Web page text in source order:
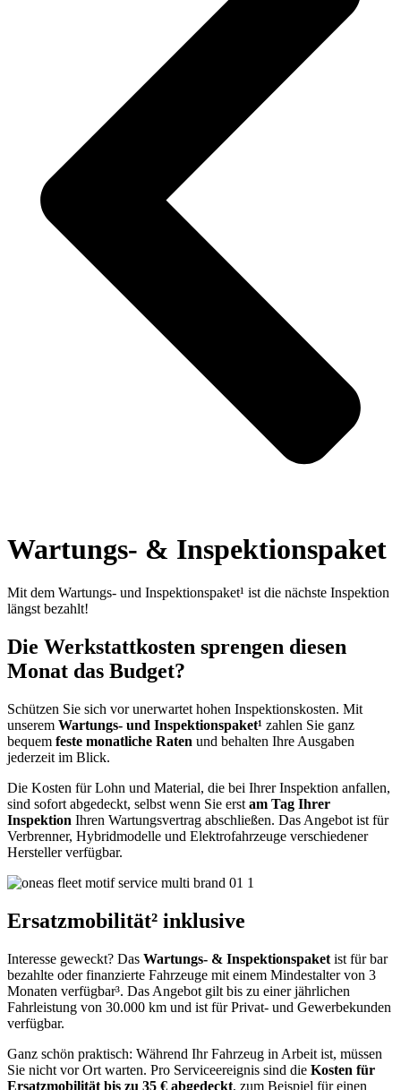
Wartungs- & Inspektionspaket
Mit dem Wartungs- und Inspektionspaket¹ ist die nächste Inspektion
längst bezahlt!
Die Werkstattkosten sprengen diesen
Monat das Budget?
Schützen Sie sich vor unerwartet hohen Inspektionskosten. Mit
unserem Wartungs- und Inspektionspaket¹ zahlen Sie ganz
bequem feste monatliche Raten und behalten Ihre Ausgaben
jederzeit im Blick.
Die Kosten für Lohn und Material, die bei Ihrer Inspektion anfallen,
sind sofort abgedeckt, selbst wenn Sie erst am Tag Ihrer
Inspektion Ihren Wartungsvertrag abschließen. Das Angebot ist für
Verbrenner, Hybridmodelle und Elektrofahrzeuge verschiedener
Hersteller verfügbar.
Ersatzmobilität² inklusive
Interesse geweckt? Das Wartungs- & Inspektionspaket ist für bar
bezahlte oder finanzierte Fahrzeuge mit einem Mindestalter von 3
Monaten verfügbar³. Das Angebot gilt bis zu einer jährlichen
Fahrleistung von 30.000 km und ist für Privat- und Gewerbekunden
verfügbar.
Ganz schön praktisch: Während Ihr Fahrzeug in Arbeit ist, müssen
Sie nicht vor Ort warten. Pro Serviceereignis sind die Kosten für
Ersatzmobilität bis zu 35 € abgedeckt, zum Beispiel für einen